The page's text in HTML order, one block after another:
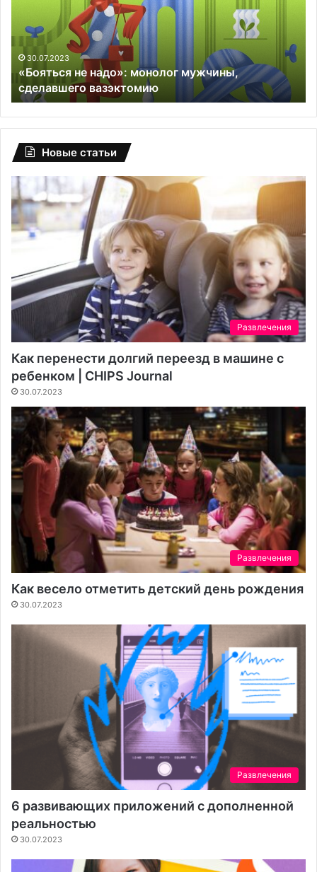
сделавшего
вазэктомию
30.07.2023
«Бояться не надо»: монолог мужчины,
сделавшего вазэктомию
Новые статьи
Развлечения
Как перенести долгий переезд в машине с
ребенком | CHIPS Journal
30.07.2023
Развлечения
Как весело отметить детский день рождения
30.07.2023
Развлечения
6 развивающих приложений с дополненной
реальностью
30.07.2023